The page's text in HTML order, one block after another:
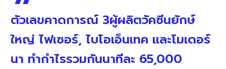
ตัวเลขคาดการณ์ 3ผู้ผลิตวัคซีนยักษ์
ใหญ่ ไฟเซอร์, ไบโอเอ็นเทค และโมเดอร์
นา ทำกำไรรวมกันนาทีละ 65,000